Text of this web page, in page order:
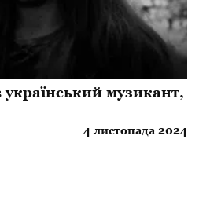
музикант,
4 листопада 2024